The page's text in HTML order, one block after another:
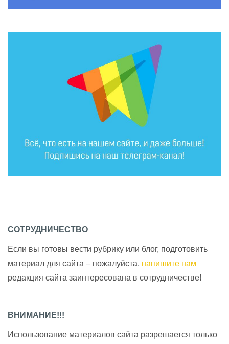
СОТРУДНИЧЕСТВО
Если вы готовы вести рубрику или блог, подготовить
материал для сайта – пожалуйста, напишите нам
редакция сайта заинтересована в сотрудничестве!
ВНИМАНИЕ!!!
Использование материалов сайта разрешается только